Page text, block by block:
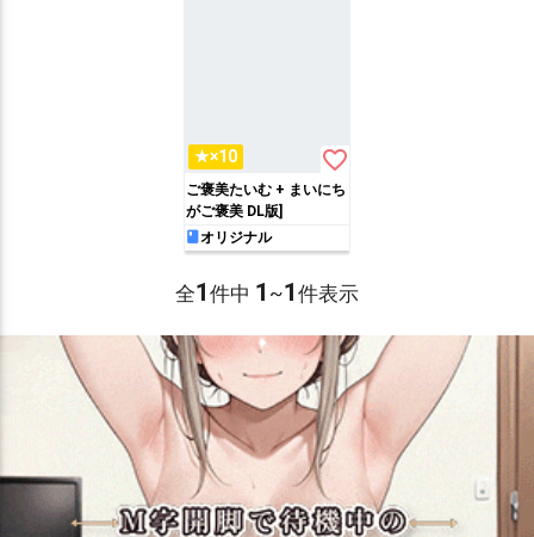
★×10 favorite_border
ご褒美たいむ + まいにち
がご褒美 DL版]
オリジナル
全1件中 1 ~1件表示